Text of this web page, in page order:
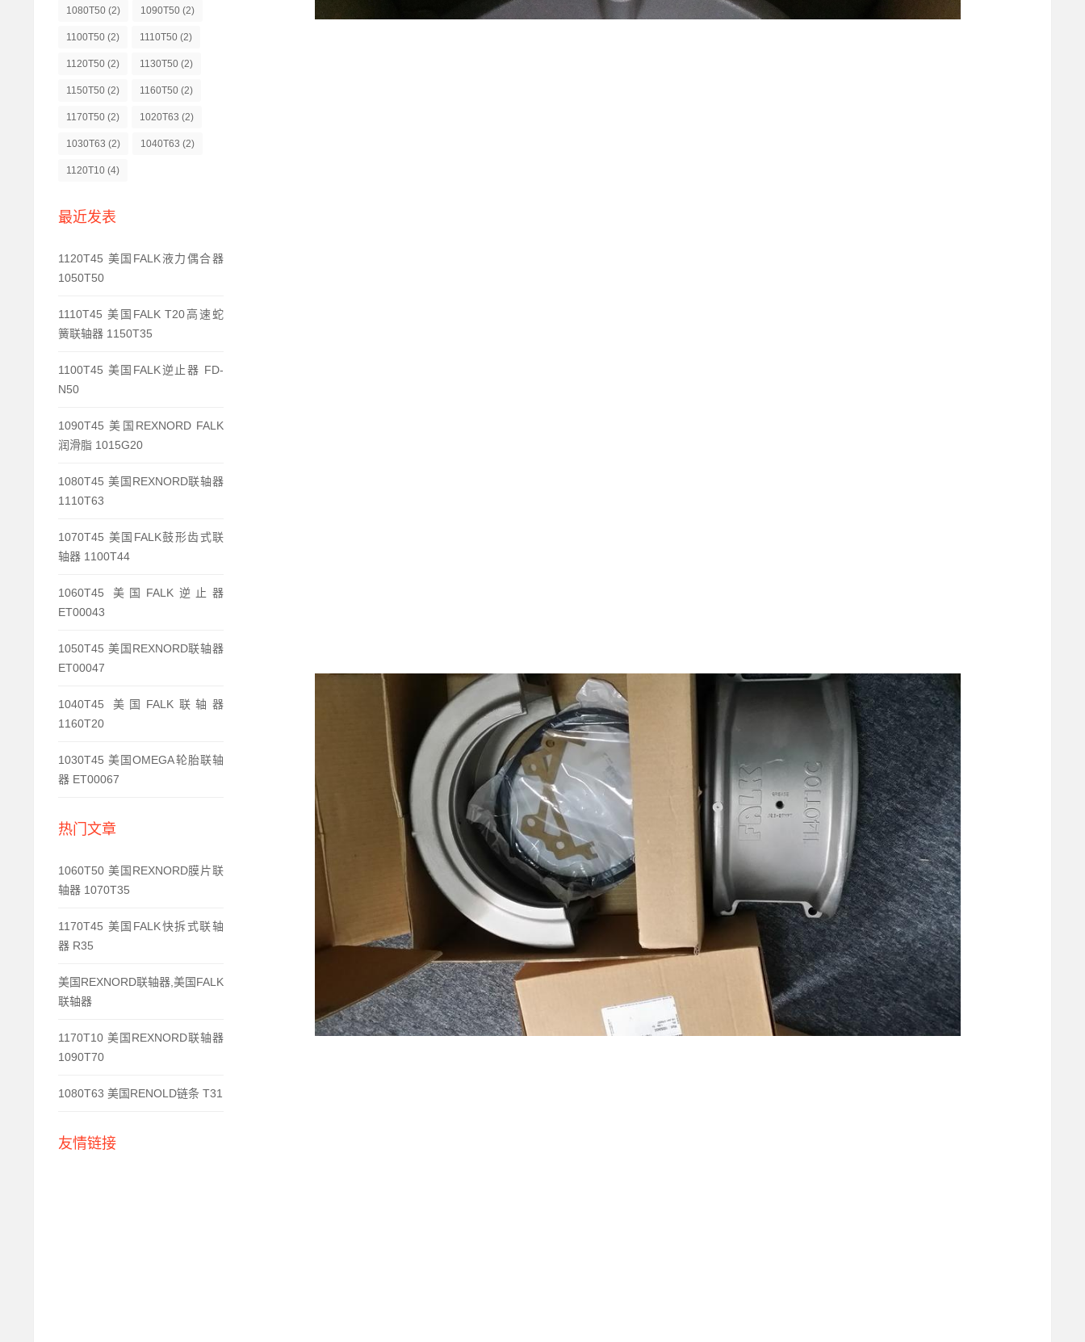
1080T50 (2) 1090T50 (2)
1100T50 (2) 1110T50 (2)
1120T50 (2) 1130T50 (2)
1150T50 (2) 1160T50 (2)
1170T50 (2) 1020T63 (2)
1030T63 (2) 1040T63 (2)
1120T10 (4)
最近发表
1120T45 美国FALK液力偶合器
1050T50
1110T45 美国FALK T20高速蛇
簧联轴器 1150T35
1100T45 美国FALK逆止器 FD-
N50
1090T45 美国REXNORD FALK
润滑脂 1015G20
1080T45 美国REXNORD联轴器
1110T63
1070T45 美国FALK鼓形齿式联
轴器 1100T44
1060T45 美国FALK逆止器
ET00043
1050T45 美国REXNORD联轴器
ET00047
1040T45 美国FALK联轴器
1160T20
1030T45 美国OMEGA轮胎联轴
器 ET00067
热门文章
1060T50 美国REXNORD膜片联
轴器 1070T35
1170T45 美国FALK快拆式联轴
器 R35
美国REXNORD联轴器,美国FALK
联轴器
1170T10 美国REXNORD联轴器
1090T70
1080T63 美国RENOLD链条 T31
友情链接